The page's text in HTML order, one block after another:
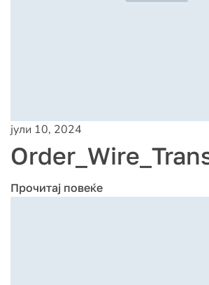
јули 10, 2024
Прочитај повеќе